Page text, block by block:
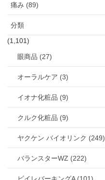
痛み (89)
分類
(1,101)
眼商品 (27)
オーラルケア (3)
イオナ化粧品 (9)
クルク化粧品 (9)
ヤクケン バイオリンク (249)
バランスターWZ (222)
ビイレバーキングA (101)